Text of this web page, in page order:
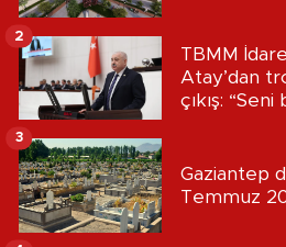
TBMM
Atay’dan
çıkış: “Seni
2
Gaziantep
Temmuz
3